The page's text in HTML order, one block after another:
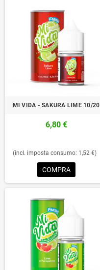
MI VIDA - SAKURA LIME 10/20
6,80 €
(incl. imposta consumo: 1,52 €)
COMPRA